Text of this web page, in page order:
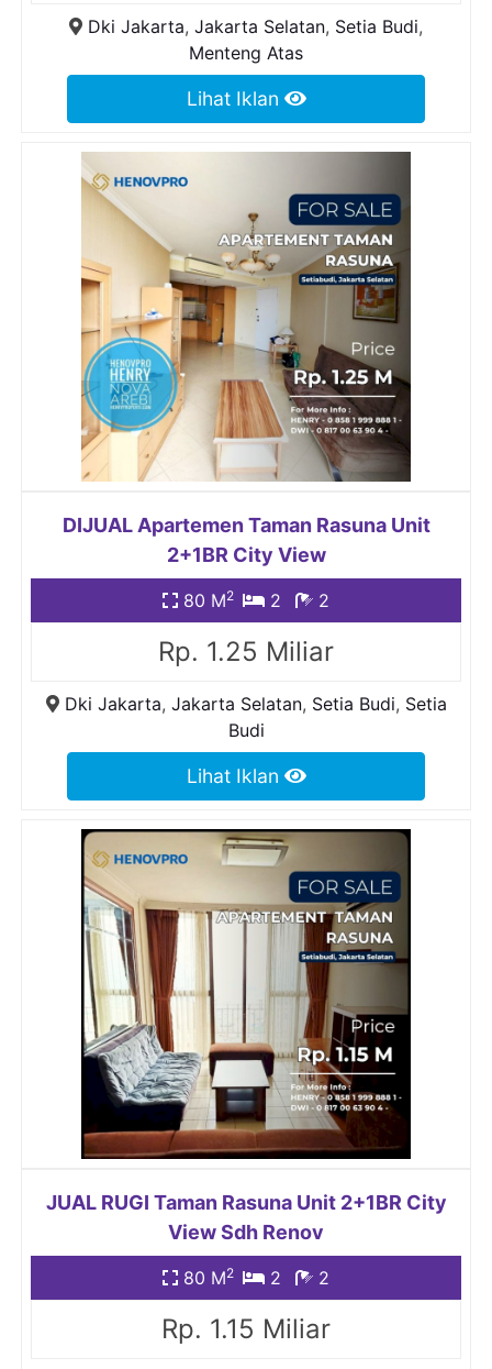
Dki Jakarta, Jakarta Selatan, Setia Budi,
Menteng Atas
Lihat Iklan
DIJUAL Apartemen Taman Rasuna Unit
2+1BR City View
80 M2 2 2
Rp. 1.25 Miliar
Dki Jakarta, Jakarta Selatan, Setia Budi, Setia
Budi
Lihat Iklan
JUAL RUGI Taman Rasuna Unit 2+1BR City
View Sdh Renov
80 M2 2 2
Rp. 1.15 Miliar